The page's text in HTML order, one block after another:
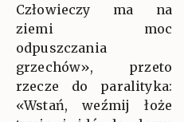
Człowieczy ma na
ziemi moc
odpuszczania
grzechów», przeto
rzecze do paralityka:
«Wstań, weźmij łoże